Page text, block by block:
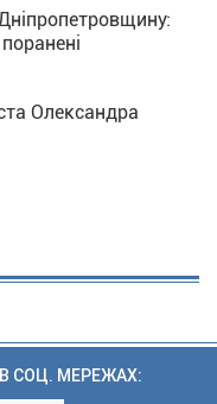
Олександра
СОЦ. МЕРЕЖАХ: